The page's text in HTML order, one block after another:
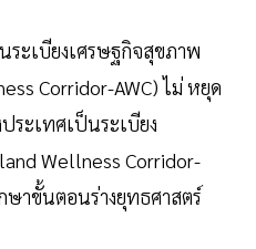
ระเบียงเศรษฐกิจสุขภาพ
Corridor-AWC) ไม่ หยุด
ระเทศเป็นระเบียง
Wellness Corridor-
ษาขั้นตอนร่างยุทธศาสตร์